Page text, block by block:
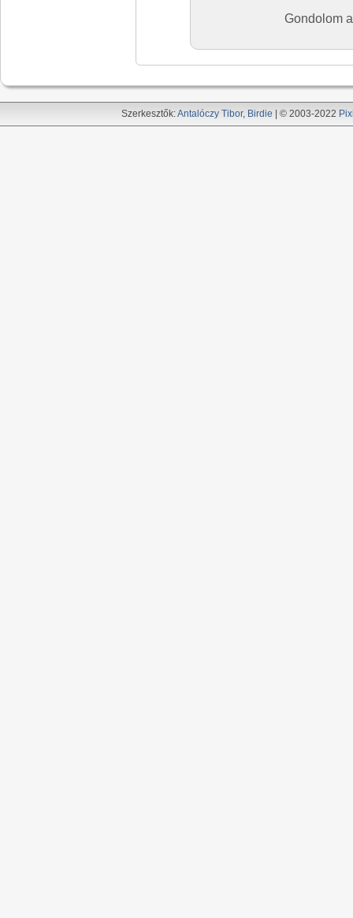
Gondolom
Szerkesztők:Antalóczy Tibor, Birdie | © 2003-2022